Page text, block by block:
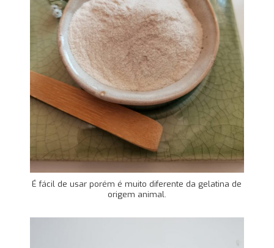
É fácil de usar porém é muito diferente da gelatina de
origem animal.